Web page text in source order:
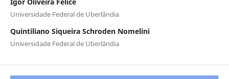
Universidade Federal de Uberlândia
Quintiliano Siqueira Schroden Nomelini
Universidade Federal de Uberlândia